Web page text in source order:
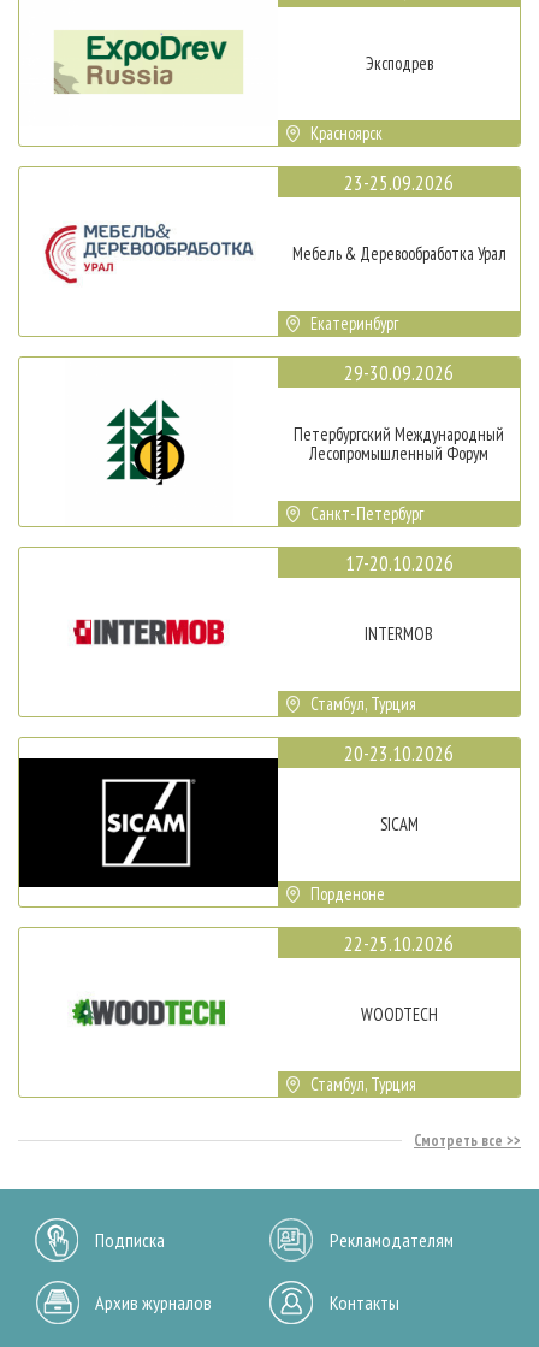
Эксподрев
Красноярск
23-25.09.2026
Мебель & Деревообработка Урал
Екатеринбург
29-30.09.2026
Петербургский Международный
Лесопромышленный Форум
Санкт-Петербург
17-20.10.2026
INTERMOB
Стамбул, Турция
20-23.10.2026
SICAM
Порденоне
22-25.10.2026
WOODTECH
Стамбул, Турция
Смотреть все
Подписка Рекламодателям
Архив журналов Контакты